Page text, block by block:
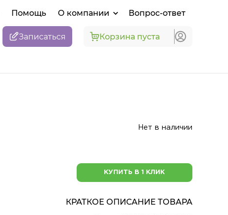
Помощь О компании Вопрос-ответ
Записаться Корзина пуста
Нет в наличии
КУПИТЬ В 1 КЛИК
КРАТКОЕ ОПИСАНИЕ ТОВАРА